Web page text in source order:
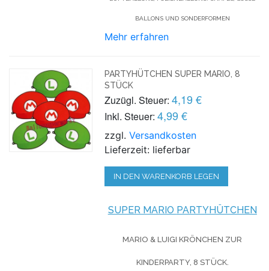
ALLONS UND SONDERFORMEN
Mehr erfahren
PARTYHÜTCHEN SUPER MARIO, 8
STÜCK
Zuzügl. Steuer: 4,19 €
Inkl. Steuer: 4,99 €
zzgl.Versandkosten
Lieferzeit: lieferbar
IN DEN WARENKORB LEGEN
SUPER MARIO PARTYHÜTCHEN
MARIO & LUIGI KRÖNCHEN ZUR
KINDERPARTY, 8 STÜCK.